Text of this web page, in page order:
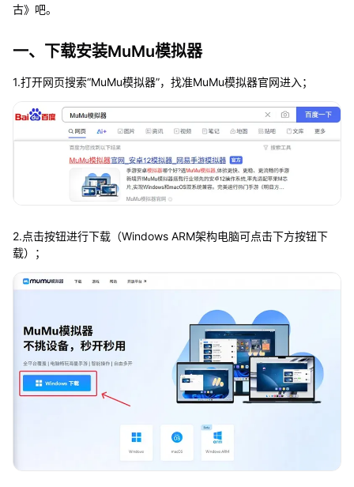
古》吧。
一、下载安装MuMu模拟器
1.打开网页搜索“MuMu模拟器”，找准MuMu模拟器官网进入；
2.点击按钮进行下载（Windows ARM架构电脑可点击下方按钮下
载）；